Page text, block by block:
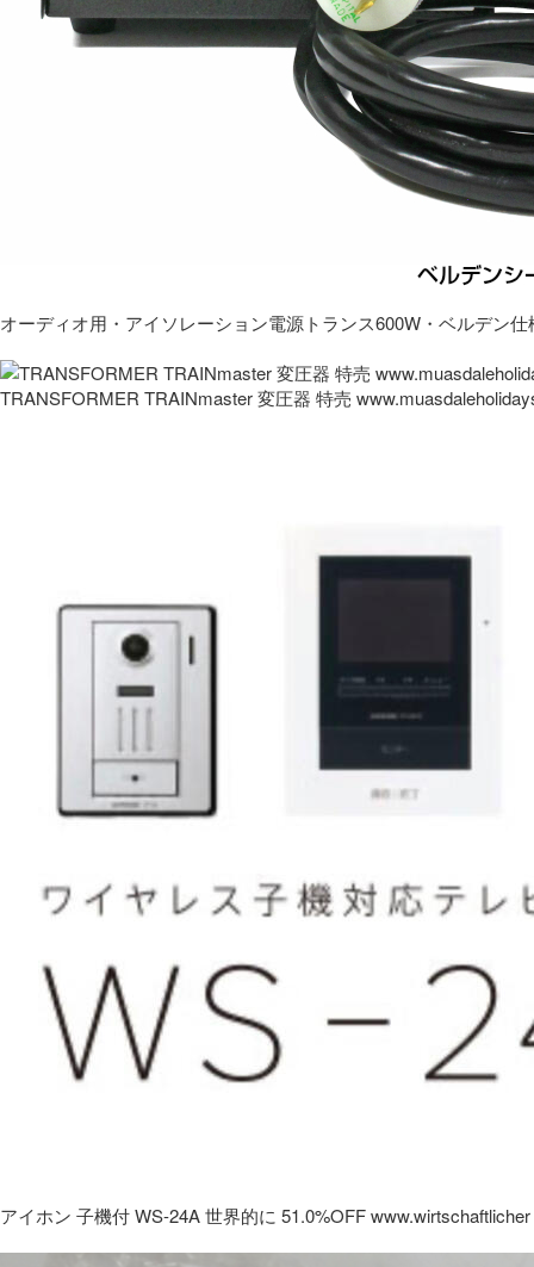
オーディオ用・アイソレーション電源トランス600W・ベルデン仕
TRANSFORMER TRAINmaster 変圧器 特売
アイホン 子機付 WS-24A 世界的に 51.0%OFF www.wirtschaftlicher